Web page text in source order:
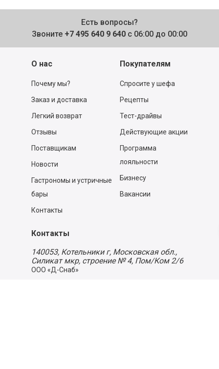
Есть вопросы?
Звоните +7 495 640 9 640 с 06:00 до 00:00
О нас
Почему мы?
Заказ и доставка
Легкий возврат
Отзывы
Поставщикам
Новости
Гастрономы и устричные
бары
Контакты
Покупателям
Спросите у шефа
Рецепты
Тест-драйвы
Действующие акции
Программа
лояльности
Бизнесу
Вакансии
Контакты
140053, Котельники г, Московская обл.,
Силикат мкр, строение № 4, Пом/Ком 2/6
ООО «Д-Снаб»